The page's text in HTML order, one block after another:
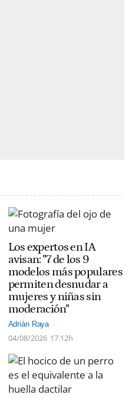
Los expertos en IA
avisan: "7 de los 9
modelos más populares
permiten desnudar a
mujeres y niñas sin
moderación"
Adrián Raya
04/08/2026 17:12h